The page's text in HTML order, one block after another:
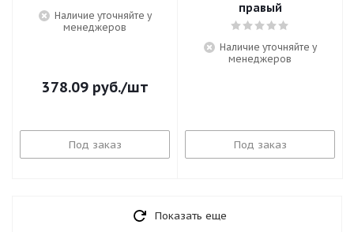
Наличие уточняйте у
менеджеров
378.09руб./шт
Под заказ
правый
Наличие уточняйте у
менеджеров
Под заказ
Показать еще